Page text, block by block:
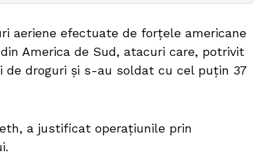
aeriene efectuate de forțele americane
America de Sud, atacuri care, potrivit
de droguri și s-au soldat cu cel puțin 37
a justificat operațiunile prin